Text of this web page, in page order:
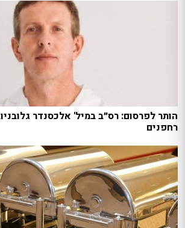
הותר לפרסום: רס״ב במיל' אלכסנדר
רחפנים